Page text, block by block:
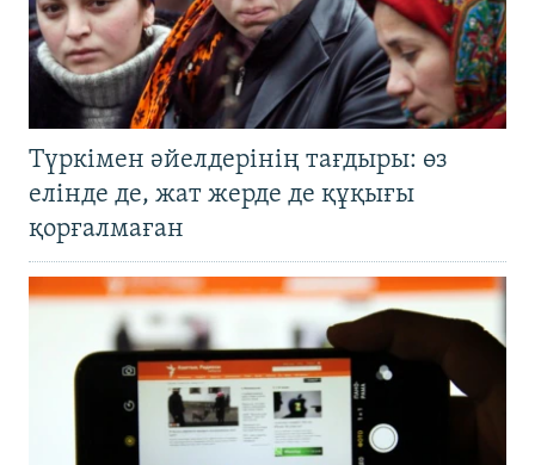
Түркімен әйелдерінің тағдыры: өз
елінде де, жат жерде де құқығы
қорғалмаған